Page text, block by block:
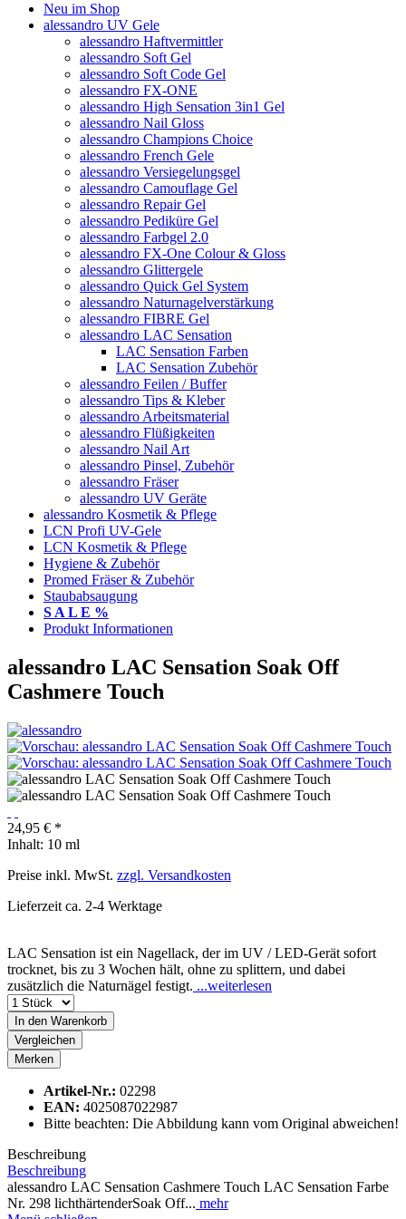
Neu im Shop
alessandro UV Gele
alessandro Haftvermittler
alessandro Soft Gel
alessandro Soft Code Gel
alessandro FX-ONE
alessandro High Sensation 3in1 Gel
alessandro Nail Gloss
alessandro Champions Choice
alessandro French Gele
alessandro Versiegelungsgel
alessandro Camouflage Gel
alessandro Repair Gel
alessandro Pediküre Gel
alessandro Farbgel 2.0
alessandro FX-One Colour & Gloss
alessandro Glittergele
alessandro Quick Gel System
alessandro Naturnagelverstärkung
alessandro FIBRE Gel
alessandro LAC Sensation
LAC Sensation Farben
LAC Sensation Zubehör
alessandro Feilen / Buffer
alessandro Tips & Kleber
alessandro Arbeitsmaterial
alessandro Flüßigkeiten
alessandro Nail Art
alessandro Pinsel, Zubehör
alessandro Fräser
alessandro UV Geräte
alessandro Kosmetik & Pflege
LCN Profi UV-Gele
LCN Kosmetik & Pflege
Hygiene & Zubehör
Promed Fräser & Zubehör
Staubabsaugung
S A L E %
Produkt Informationen
alessandro LAC Sensation Soak Off
Cashmere Touch
24,95 € *
Inhalt: 10 ml
Preise inkl. MwSt. zzgl. Versandkosten
Lieferzeit ca. 2-4 Werktage
LAC Sensation ist ein Nagellack, der im UV / LED-Gerät sofort
trocknet, bis zu 3 Wochen hält, ohne zu splittern, und dabei
zusätzlich die Naturnägel festigt. ...weiterlesen
In den Warenkorb
Vergleichen
Merken
Artikel-Nr.: 02298
EAN: 4025087022987
Bitte beachten: Die Abbildung kann vom Original abweichen!
Beschreibung
Beschreibung
alessandro LAC Sensation Cashmere Touch LAC Sensation Farbe
Nr. 298 lichthärtenderSoak Off... mehr